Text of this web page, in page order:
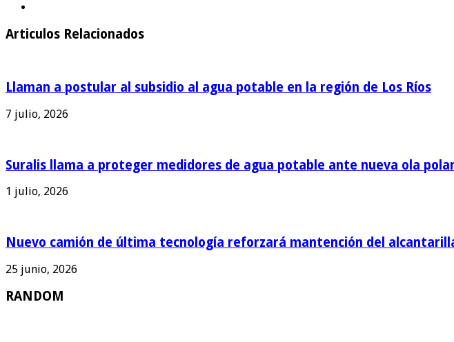
Articulos Relacionados
Llaman a postular al subsidio al agua potable en la región de Los Ríos
7 julio, 2026
Suralis llama a proteger medidores de agua potable ante nueva ola polar
1 julio, 2026
Nuevo camión de última tecnología reforzará mantención del
25 junio, 2026
RANDOM